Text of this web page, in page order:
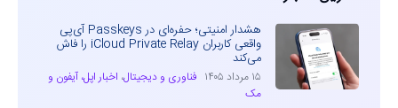
هشدار امنیتی؛ حفره‌ای در Passkeys آی‌پی
واقعی کاربران iCloud Private Relay را فاش
می‌کند
۱۵ مرداد ۱۴۰۵ فناوری و دیجیتال، اخبار اپل، آیفون و
مک